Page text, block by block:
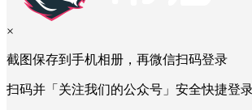
×
截图保存到手机相册，再微信扫码登录
扫码并「关注我们的公众号」安全快捷登